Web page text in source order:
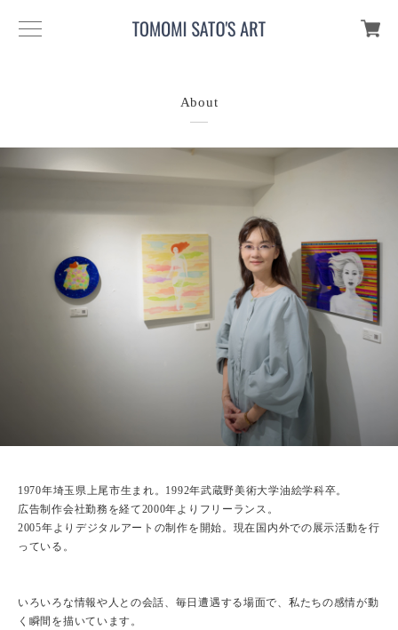
About
1970年埼玉県上尾市生まれ。1992年武蔵野美術大学油絵学科卒。
広告制作会社勤務を経て2000年よりフリーランス。
2005年よりデジタルアートの制作を開始。現在国内外での展示活動を行
っている。
いろいろな情報や人との会話、毎日遭遇する場面で、私たちの感情が動
く瞬間を描いています。